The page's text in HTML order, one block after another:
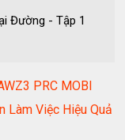
Đường - Tập 1
PRC MOBI
Làm Việc Hiệu Quả